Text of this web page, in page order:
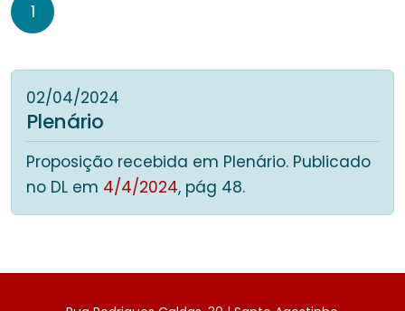
1
02/04/2024
Plenário
Proposição recebida em Plenário. Publicado
no DL em 4/4/2024, pág 48.